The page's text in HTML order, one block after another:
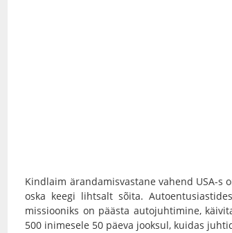
Kindlaim ärandamisvastane vahend USA-s
oska keegi lihtsalt sõita.
missiooniks on päästa autojuhtimine,
500 inimesele 50 päeva jooksul, kuidas